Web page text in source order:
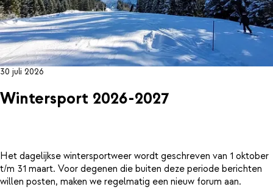
30 juli 2026
Wintersport 2026-2027
Het dagelijkse wintersportweer wordt geschreven van 1 oktober
t/m 31 maart. Voor degenen die buiten deze periode berichten
willen posten, maken we regelmatig een nieuw forum aan.